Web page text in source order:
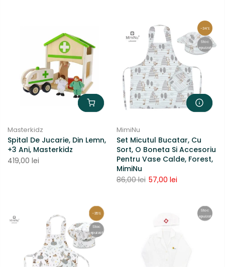
Masterkidz
Spital De Jucarie, Din Lemn,
+3 Ani, Masterkidz
419,00 lei
-34%
Stoc
epuizat
MimiNu
Set Micutul Bucatar, Cu
Sort, O Boneta Si Accesoriu
Pentru Vase Calde, Forest,
MimiNu
86,00 lei 57,00 lei
-35%
Stoc
epuizat
Stoc
epuizat